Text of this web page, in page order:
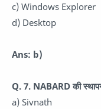
c) Windows Explorer
d) Desktop
Ans: b)
Q. 7. NABARD की
a) Sivnath